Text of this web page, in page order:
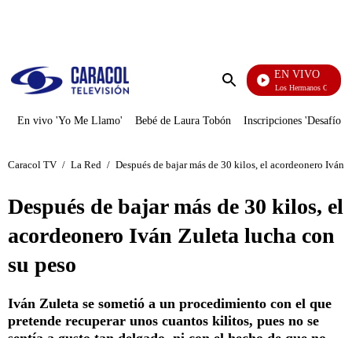
Enviar
EN VIVO
Cuentos De Los Hermanos Grimm
En vivo 'Yo Me Llamo' Bebé de Laura Tobón Inscripciones 'Desafío'
Caracol TV / La Red / Después de bajar más de 30 kilos, el acordeonero Iván
Después de bajar más de 30 kilos, el
acordeonero Iván Zuleta lucha con
su peso
Iván Zuleta se sometió a un procedimiento con el que
pretende recuperar unos cuantos kilitos, pues no se